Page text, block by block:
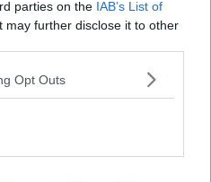
parties on the IAB’s List of
may further disclose it to other
Opt Outs
det fortare att hämta texturer och
alltså.
på marknaden.